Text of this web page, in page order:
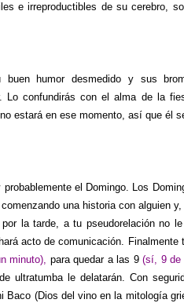
e irreproductibles de su cerebro,
buen humor desmedido y sus
Lo confundirás con el alma de la
estará en ese momento, así que él
el Domingo. Los
una historia con alguien
la tarde, a tu pseudorelación no
acto de comunicación. Finalmente
minuto), para quedar a las 9(sí, 9 de
ultratumba le delatarán. Con
Baco (Dios del vino en la mitología